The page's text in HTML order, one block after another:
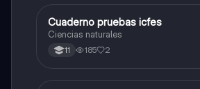
Biologia
Cuaderno pruebas icfes
Ciencias naturales
11 185 2